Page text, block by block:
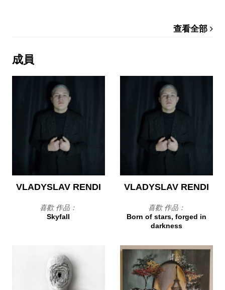
查看全部
成員
VLADYSLAV RENDI
喜歡 作品：
Skyfall
VLADYSLAV RENDI
喜歡 作品：
Born of stars, forged in
darkness